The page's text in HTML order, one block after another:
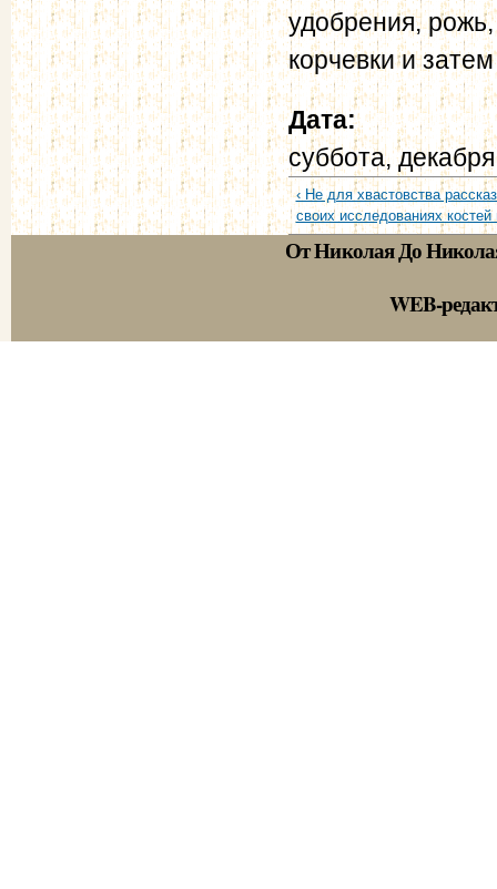
удобрения,
корчевки и
Дата:
суббота,
‹ Не для хвастовства
своих исследованиях
От Николая До
WEB-